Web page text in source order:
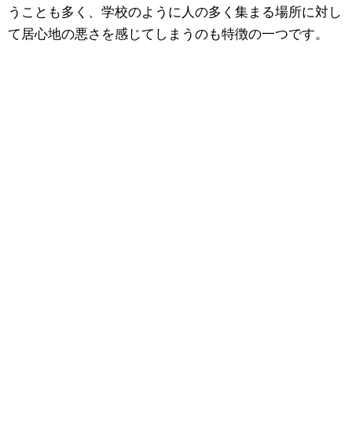
うことも多く、学校のように人の多く集まる場所に対し
て居心地の悪さを感じてしまうのも特徴の一つです。